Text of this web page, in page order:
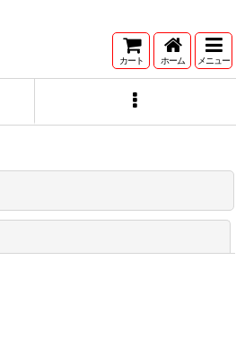
カート ホーム メニュー